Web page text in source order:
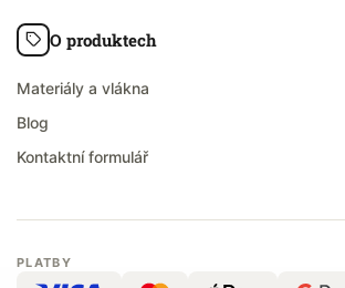
O produktech
Materiály a vlákna
Blog
Kontaktní formulář
PLATBY